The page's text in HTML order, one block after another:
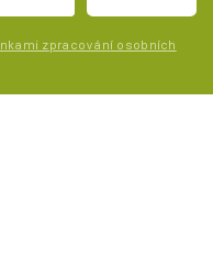
zpracování osobních